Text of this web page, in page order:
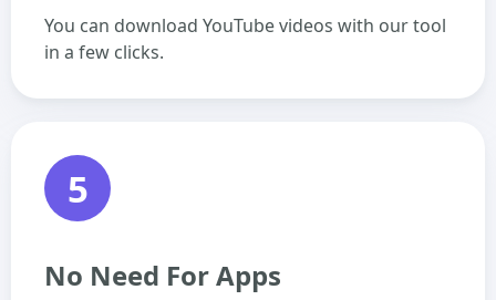
You can download YouTube videos with our tool
in a few clicks.
5
No Need For Apps